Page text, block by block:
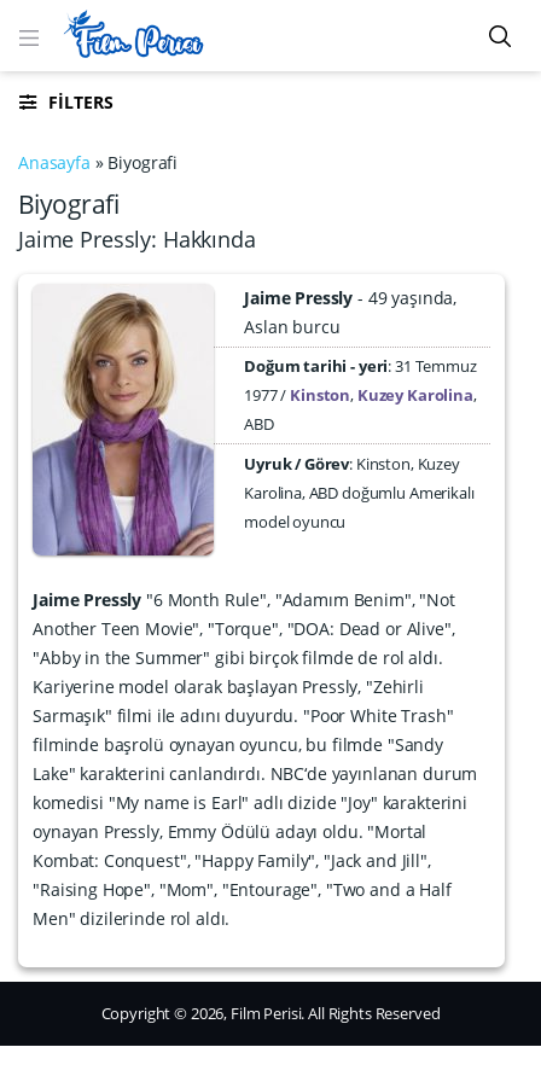
FILTERS
Anasayfa » Biyografi
Biyografi
Jaime Pressly: Hakkında
Jaime Pressly 49 yaşında
Aslan burcu
Doğum tarihi - yeri 31 Temmuz
1977
Kinston, Kuzey Karolina,
ABD
Uyruk / Görev: Kinston, Kuzey
Karolina, ABD doğumlu Amerikalı
model oyuncu
Jaime Pressly "6 Month Rule", "Adamım Benim", "Not
Another Teen Movie", "Torque", "DOA: Dead or Alive",
"Abby in the Summer" gibi birçok filmde de rol aldı.
Kariyerine model olarak başlayan Pressly, "Zehirli
Sarmaşık" filmi ile adını duyurdu. "Poor White Trash"
filminde başrolü oynayan oyuncu, bu filmde "Sandy
Lake" karakterini canlandırdı. NBC‘de yayınlanan durum
komedisi "My name is Earl" adlı dizide "Joy" karakterini
oynayan Pressly, Emmy Ödülü adayı oldu. "Mortal
Kombat: Conquest", "Happy Family", "Jack and Jill",
"Raising Hope", "Mom", "Entourage", "Two and a Half
Men" dizilerinde rol aldı.
Copyright © 2026, Film Perisi. All Rights Reserved